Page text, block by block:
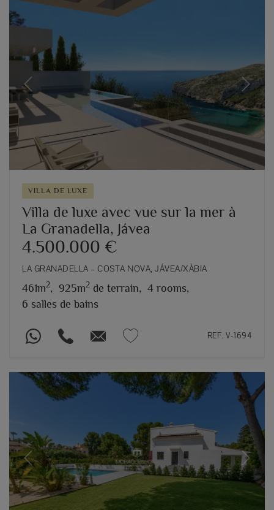
Previous Next
VILLA DE LUXE
Villa de luxe avec vue sur la mer à
La Granadella, Jávea
4.500.000 €
LA GRANADELLA – COSTA NOVA, JÁVEA/XÀBIA
461m2, 925m2 de terrain, 4 rooms,
6 salles de bains
REF. V-1694
Previous Next